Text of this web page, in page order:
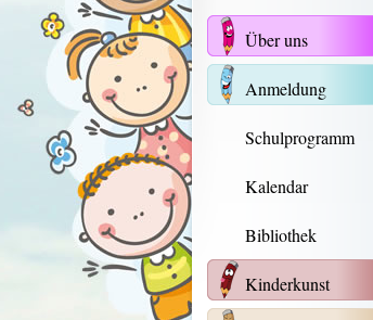
Über uns
Anmeldung
Schulprogramm
Kalendar
Bibliothek
Kinderkunst